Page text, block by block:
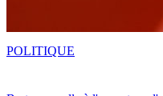
POLITIQUE